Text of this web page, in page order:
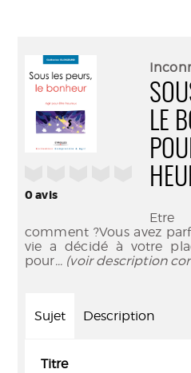
0avis
LE
Etre
comment ?Vous avez
vie a décidé à votre
pour... (voir description
Sujet Description
Titre